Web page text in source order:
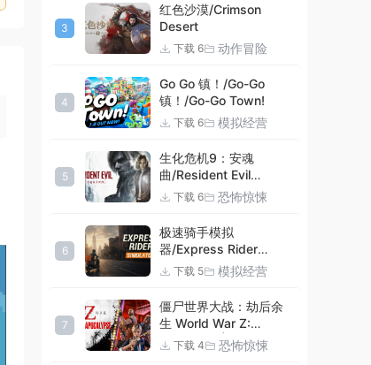
3
红色沙漠/Crimson
Desert
下载 6 动作冒险
4
Go Go 镇！/Go-Go
镇！/Go-Go Town!
下载 6 模拟经营
5
生化危机9：安魂
曲/Resident Evil
Requiem
下载 6 恐怖惊悚
6
极速骑手模拟
器/Express Rider
Simulator
下载 5 模拟经营
7
僵尸世界大战：劫后余
生 World War Z:
Aftermath |官方中文
09.27.24 v20240924
下载 4 恐怖惊悚